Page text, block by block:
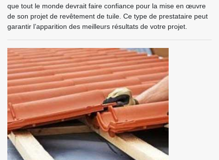
que tout le monde devrait faire confiance pour la mise en œuvre
de son projet de revêtement de tuile. Ce type de prestataire peut
garantir l’apparition des meilleurs résultats de votre projet.